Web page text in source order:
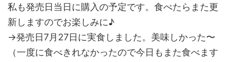
私も発売日当日に購入の予定です。食べたらまた更
新しますのでお楽しみに♪
→発売日7月27日に実食しました。美味しかった〜
（一度に食べきれなかったので今日もまた食べます